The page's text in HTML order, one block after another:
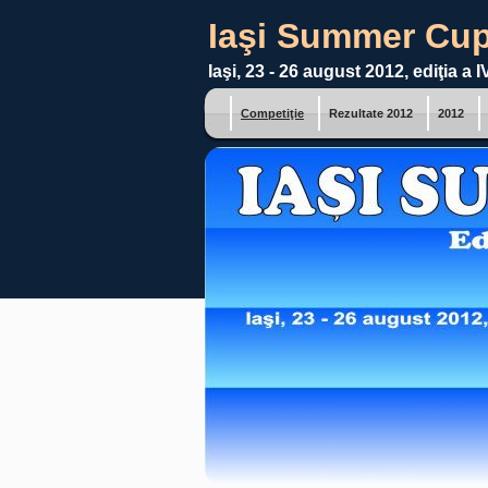
Iaşi Summer
Iaşi, 23 - 26 august 2012, ediţia a
Competiţie Rezultate 2012 2012